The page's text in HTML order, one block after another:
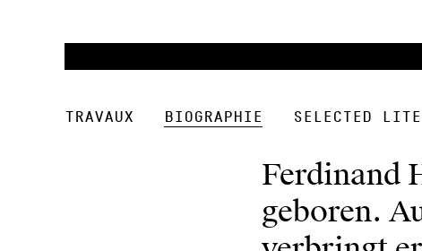
Travaux Biographie Selected
Ferdinand
geboren.